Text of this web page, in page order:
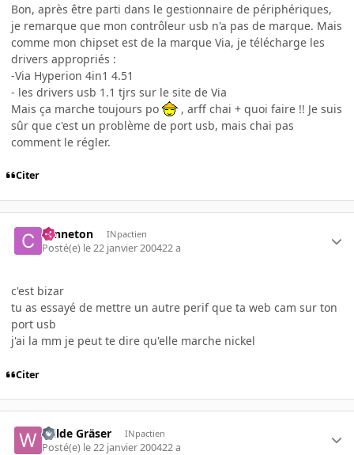
Bon, après être parti dans le gestionnaire de périphériques,
je remarque que mon contrôleur usb n'a pas de marque. Mais
comme mon chipset est de la marque Via, je télécharge les
drivers appropriés :
-Via Hyperion 4in1 4.51
- les drivers usb 1.1 tjrs sur le site de Via
Mais ça marche toujours po
, arff chai + quoi faire !! Je suis
sûr que c'est un problème de port usb, mais chai pas
comment le régler.
Citer
canneton INpactien
Posté(e) le 22 janvier 200422 a
c'est bizar
tu as essayé de mettre un autre perif que ta web cam sur ton
port usb
j'ai la mm je peut te dire qu'elle marche nickel
Citer
Wilde Gräser INpactien
Posté(e) le 22 janvier 200422 a